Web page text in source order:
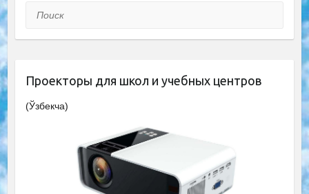
Поиск
Проекторы для школ и учебных центров
(Ўзбекча)